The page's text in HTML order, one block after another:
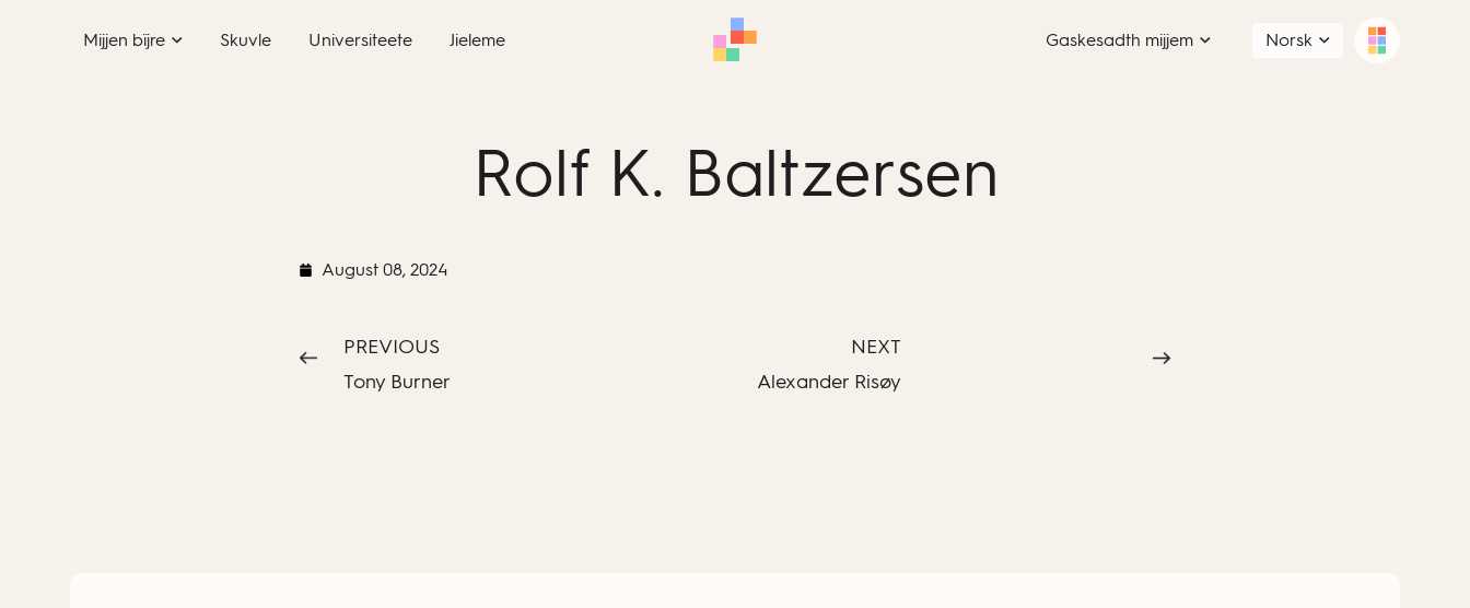
Mijjen bïjre Skuvle Universiteete Jieleme Gaskesadth mijjem Norsk
Rolf K. Baltzersen
August 08, 2024
PREVIOUS
Tony Burner
NEXT
Alexander Risøy